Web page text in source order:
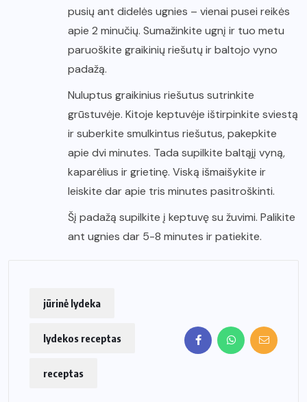
pusių ant didelės ugnies – vienai pusei reikės
apie 2 minučių. Sumažinkite ugnį ir tuo metu
paruoškite graikinių riešutų ir baltojo vyno
padažą.
Nuluptus graikinius riešutus sutrinkite
grūstuvėje. Kitoje keptuvėje ištirpinkite sviestą
ir suberkite smulkintus riešutus, pakepkite
apie dvi minutes. Tada supilkite baltąjį vyną,
kaparėlius ir grietinę. Viską išmaišykite ir
leiskite dar apie tris minutes pasitroškinti.
Šį padažą supilkite į keptuvę su žuvimi. Palikite
ant ugnies dar 5-8 minutes ir patiekite.
jūrinė lydeka
lydekos receptas
receptas